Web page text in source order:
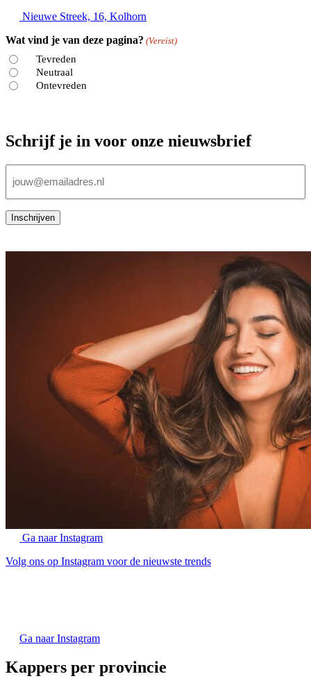
Nieuwe Streek, 16, Kolhorn
Wat vind je van deze pagina? (Vereist)
Tevreden
Neutraal
Ontevreden
Schrijf je in voor onze nieuwsbrief
mailadres
Inschrijven
Ga naar Instagram
Volg ons op Instagram voor de nieuwste trends
Ga naar Instagram
Kappers per provincie